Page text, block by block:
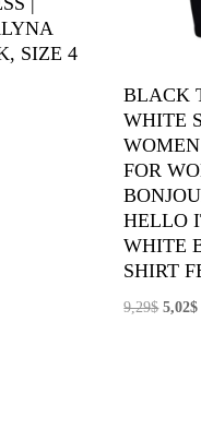
SIZE 4
BLACK
WHITE
FOR
HELLO
WHITE
SHIRT
9,29$ El
5,02$